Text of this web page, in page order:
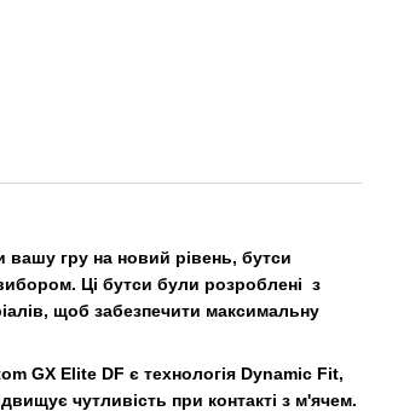
вашу гру на новий рівень, бутси
Ці бутси були розроблені з
щоб забезпечити максимальну
GX Elite DF є технологія Dynamic Fit,
чутливість при контакті з м'ячем.